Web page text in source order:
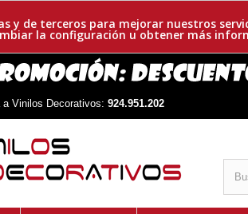
y de terceros para mejorar nuestros
la configuración u obtener más
a Vinilos Decorativos: 924.951.202